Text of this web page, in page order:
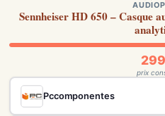
Sennheiser HD 650 – Casque
prix
Pccomponentes